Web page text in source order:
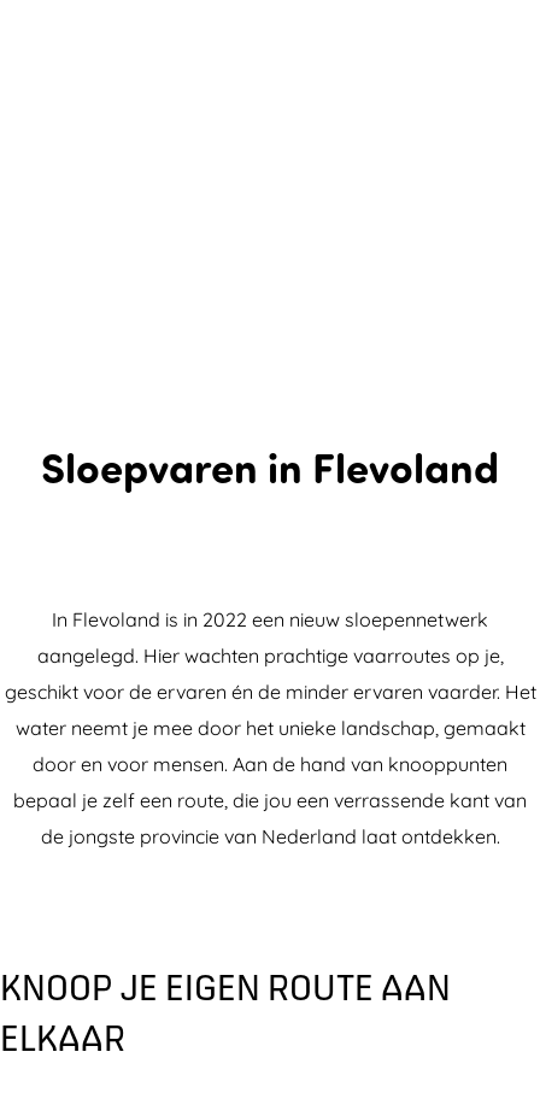
Sloepvaren in Flevoland
In Flevoland is in 2022 een nieuw sloepennetwerk
aangelegd. Hier wachten prachtige vaarroutes op je,
geschikt voor de ervaren én de minder ervaren vaarder. Het
water neemt je mee door het unieke landschap, gemaakt
door en voor mensen. Aan de hand van knooppunten
bepaal je zelf een route, die jou een verrassende kant van
de jongste provincie van Nederland laat ontdekken.
KNOOP JE EIGEN ROUTE AAN
ELKAAR